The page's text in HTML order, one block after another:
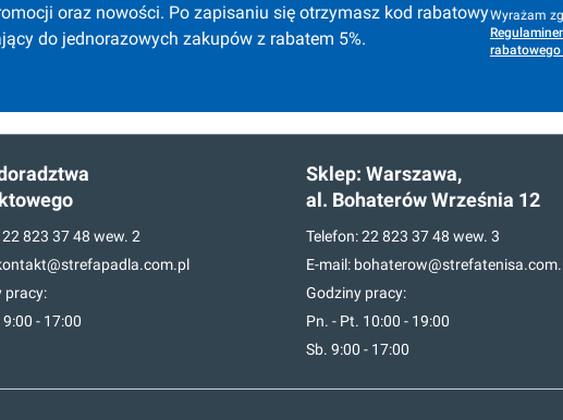
oraz nowości. Po zapisaniu się otrzymasz kod rabatowy
do jednorazowych zakupów z rabatem 5%.
Wyrażam
22 823 37 48 wew. 2
pracy:
- 17:00
Sklep: Warszawa,
al. Bohaterów Września 12
Telefon:22 823 37 48 wew. 3
E-mail:
Godziny pracy:
Pn. - Pt. 10:00 - 19:00
Sb. 9:00 - 17:00